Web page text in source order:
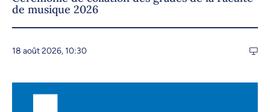
de musique 2026
18 août 2026, 10:30